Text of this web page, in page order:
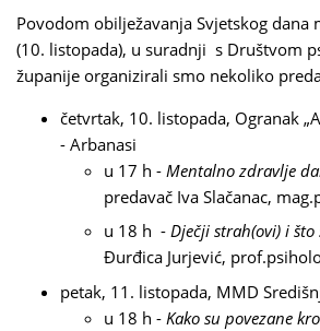
Povodom obilježavanja Svjetskog dana
(10. listopada), u suradnji s Društvom
županije organizirali smo nekoliko
četvrtak, 10. listopada, Ogranak
- Arbanasi
u 17 h - Mentalno zdravlje
predavač Iva Slačanac,
u 18 h - Dječji strah(ovi) i što
Đurđica Jurjević,
petak, 11. listopada, MMD
u 18 h - Kako su povezane